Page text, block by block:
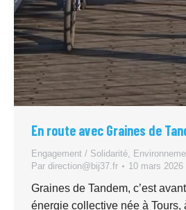
En route avec Graines de
Engagement / Solidarité
Par direction@bij37.fr 10 mars 2026
Graines de Tandem, c’est
énergie collective née à Tours,